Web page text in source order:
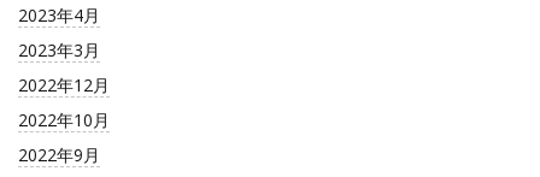
2023年4月
2023年3月
2022年12月
2022年10月
2022年9月